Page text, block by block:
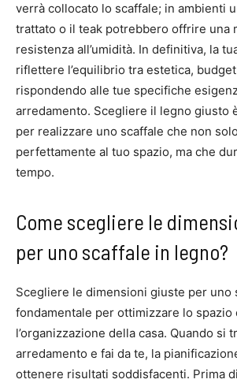
verrà collocato lo scaffale; in ambienti
trattato o il teak potrebbero offrire una
resistenza all’umidità. In definitiva, la
riflettere l’equilibrio tra estetica,
rispondendo alle tue specifiche
arredamento. Scegliere il legno giusto
per realizzare uno scaffale che non
perfettamente al tuo spazio, ma che
tempo.
Come scegliere le
per uno scaffale in legno?
Scegliere le dimensioni giuste per uno
fondamentale per ottimizzare lo spazio
l’organizzazione della casa. Quando si
arredamento e fai da te, la
ottenere risultati soddisfacenti. Prima